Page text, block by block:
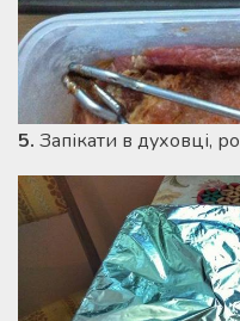
5. Запікати в духовці,